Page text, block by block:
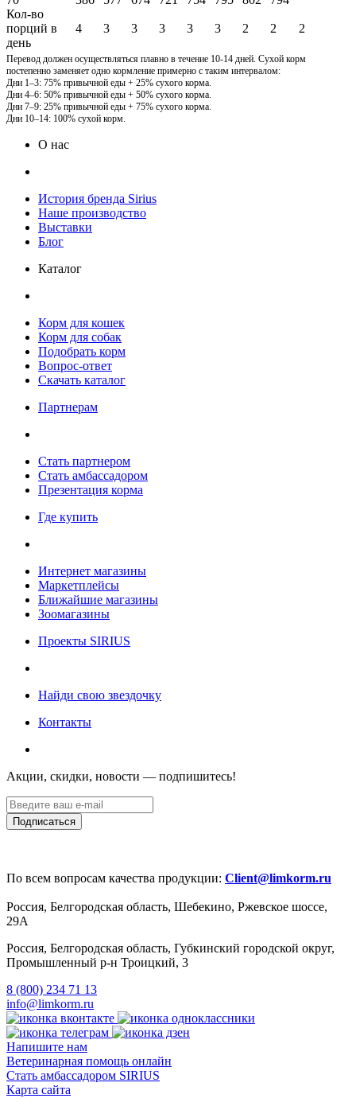
Кол-во
порций в
день
4 3 3 3 3 3 2 2 2
Перевод должен осуществляться плавно в течение 10-14 дней. Сухой корм
постепенно заменяет одно кормление примерно с таким интервалом:
Дни 1–3: 75% привычной еды + 25% сухого корма.
Дни 4–6: 50% привычной еды + 50% сухого корма.
Дни 7–9: 25% привычной еды + 75% сухого корма.
Дни 10–14: 100% сухой корм.
О нас
История бренда Sirius
Наше производство
Выставки
Блог
Каталог
Корм для кошек
Корм для собак
Подобрать корм
Вопрос-ответ
Скачать каталог
Партнерам
Стать партнером
Стать амбассадором
Презентация корма
Где купить
Интернет магазины
Маркетплейсы
Ближайшие магазины
Зоомагазины
Проекты SIRIUS
Найди свою звездочку
Контакты
Акции, скидки, новости — подпишитесь!
По всем вопросам качества продукции: Client@limkorm.ru
Россия, Белгородская область, Шебекино, Ржевское шоссе,
29А
Россия, Белгородская область, Губкинский городской округ,
Промышленный р-н Троицкий, 3
8 (800) 234 71 13
info@limkorm.ru
Напишите нам
Ветеринарная помощь онлайн
Стать амбассадором SIRIUS
Карта сайта